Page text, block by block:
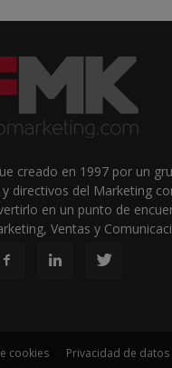
creado en 1997 por un
directivos del Marketing
en un punto de
Ventas y
cookies Privacidad de datos